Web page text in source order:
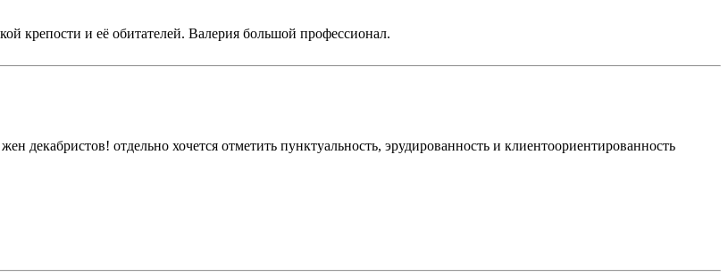
крепости и её обитателей. Валерия большой профессионал.
декабристов! отдельно хочется отметить пунктуальность, эрудированность и клиентоориентированность